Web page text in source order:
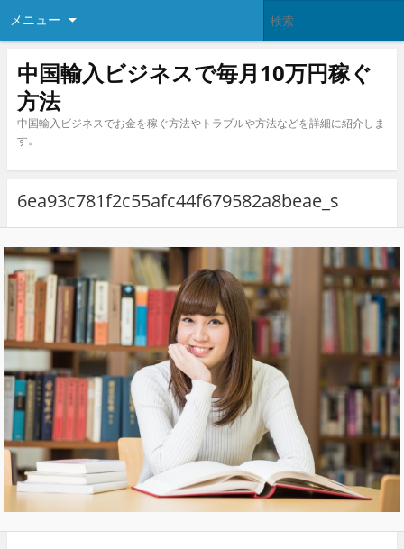
メニュー
中国輸入ビジネスで毎月10万円稼ぐ
方法
中国輸入ビジネスでお金を稼ぐ方法やトラブルや方法などを詳細に紹介しま
す。
6ea93c781f2c55afc44f679582a8beae_s